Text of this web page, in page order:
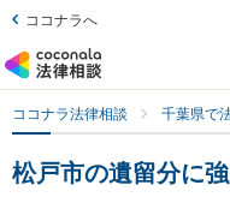
ココナラへ
ココナラ法律相談 千葉県で
松戸市の遺留分に